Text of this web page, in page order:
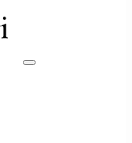
Toggle